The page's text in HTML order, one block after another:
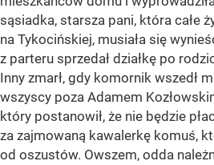
sąsiadka, starsza pani, która całe
na Tykocińskiej, musiała się
z parteru sprzedał działkę po
Inny zmarł, gdy komornik wszedł
wszyscy poza Adamem
który postanowił, że nie będzie
za zajmowaną kawalerkę komuś,
od oszustów. Owszem, odda